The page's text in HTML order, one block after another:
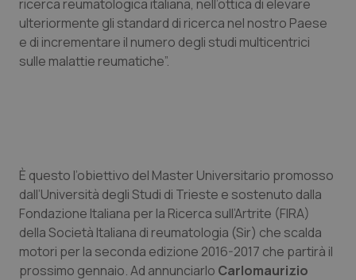
Calabria
Campania
Lazio
Liguria
Lombardia
Asma & BPCO
Car-T
Diabete & glucometri
Disturbi dell’umore
Dolore
ricerca reumatologica italiana, nell’ottica di elevare
ulteriormente gli standard di ricerca nel nostro Paese
e di incrementare il numero degli studi multicentrici
sulle malattie reumatiche”.
È questo l’obiettivo del Master Universitario promosso
dall’Università degli Studi di Trieste e sostenuto dalla
Fondazione Italiana per la Ricerca sull’Artrite (FIRA)
della Società Italiana di reumatologia (Sir) che scalda
motori per la seconda edizione 2016-2017 che partirà il
prossimo gennaio. Ad annunciarlo Carlomaurizio